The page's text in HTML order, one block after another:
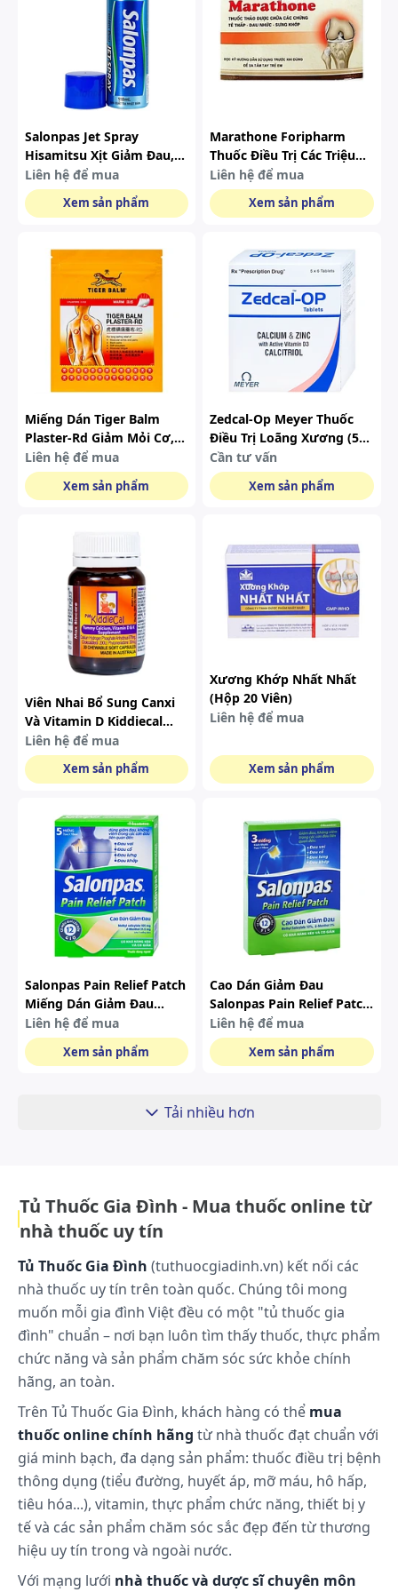
Salonpas Jet Spray
Hisamitsu Xịt Giảm Đau,
Kháng Viêm Do Bong Gân,
Căng Cơ (118ml)
Liên hệ để mua
Xem sản phẩm
Marathone Foripharm
Thuốc Điều Trị Các Triệu
Chứng Tê Thấp, Đau
Nhức, Và Sưng Khớp (10
Vỉ X 10 Viên)
Liên hệ để mua
Xem sản phẩm
Miếng Dán Tiger Balm
Plaster-Rd Giảm Mỏi Cơ,
Đau Nhức Cơ, Cứng Cổ,
Vai, Vết Đụng Đập, Bong
Gân, Đau Lưng 7x10cm
Liên hệ để mua
Xem sản phẩm
Zedcal-Op Meyer Thuốc
Điều Trị Loãng Xương (5
Vỉ X 6 Viên)
Cần tư vấn
Xem sản phẩm
Viên Nhai Bổ Sung Canxi
Và Vitamin D Kiddiecal
Catalent (30 Viên)
Liên hệ để mua
Xem sản phẩm
Xương Khớp Nhất Nhất
(hộp 20 Viên)
Liên hệ để mua
Xem sản phẩm
Salonpas Pain Relief Patch
Miếng Dán Giảm Đau
Xương Khớp Hộp 5 Miếng
Liên hệ để mua
Xem sản phẩm
Cao Dán Giảm Đau
Salonpas Pain Relief Patch
Dùng Cho Các Cơn Đau
Cổ, Đau Vai (7cm X 10 Cm
- 3 Miếng)
Liên hệ để mua
Xem sản phẩm
Tải nhiều hơn
Tủ Thuốc Gia Đình - Mua thuốc online từ
nhà thuốc uy tín
Tủ Thuốc Gia Đình (tuthuocgiadinh.vn) kết nối các
nhà thuốc uy tín trên toàn quốc. Chúng tôi mong
muốn mỗi gia đình Việt đều có một "tủ thuốc gia
đình" chuẩn – nơi bạn luôn tìm thấy thuốc, thực phẩm
chức năng và sản phẩm chăm sóc sức khỏe chính
hãng, an toàn.
Trên Tủ Thuốc Gia Đình, khách hàng có thể mua
thuốc online chính hãng từ nhà thuốc đạt chuẩn với
giá minh bạch, đa dạng sản phẩm: thuốc điều trị bệnh
thông dụng (tiểu đường, huyết áp, mỡ máu, hô hấp,
tiêu hóa...), vitamin, thực phẩm chức năng, thiết bị y
tế và các sản phẩm chăm sóc sắc đẹp đến từ thương
hiệu uy tín trong và ngoài nước.
Với mạng lưới nhà thuốc và dược sĩ chuyên môn